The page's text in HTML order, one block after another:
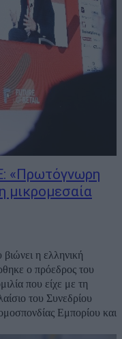
«Πρωτόγνωρη
μικρομεσαία
η ελληνική
ο πρόεδρος του
που είχε με τη
του Συνεδρίου
Εμπορίου και